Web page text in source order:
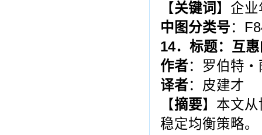
【关键词 】企
中图分类号：
14．标题：互
作者：罗伯特
译者：皮建才
【摘要】本文
稳定均衡策略。